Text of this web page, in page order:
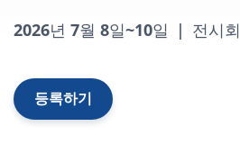
2026년 7월 8일~10일 | 전시회
등록하기